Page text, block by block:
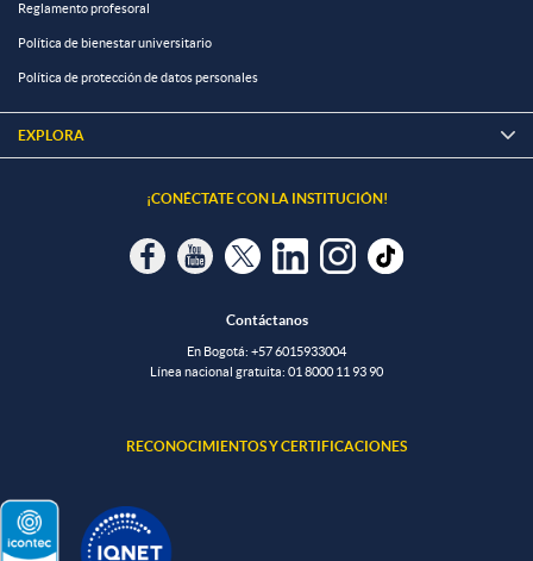
Reglamento profesoral
Política de bienestar universitario
Política de protección de datos personales
EXPLORA 
¡CONÉCTATE CON LA INSTITUCIÓN!
Contáctanos
En Bogotá: +57 6015933004
Línea nacional gratuita: 01 8000 11 93 90
RECONOCIMIENTOS Y CERTIFICACIONES